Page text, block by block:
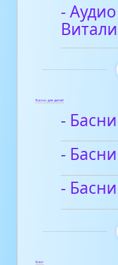
-
Басни для детей
-
-
-
Блог